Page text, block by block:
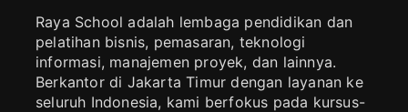
Raya School adalah lembaga pendidikan dan
pelatihan bisnis, pemasaran, teknologi
informasi, manajemen proyek, dan lainnya.
Berkantor di Jakarta Timur dengan layanan ke
seluruh Indonesia, kami berfokus pada kursus-